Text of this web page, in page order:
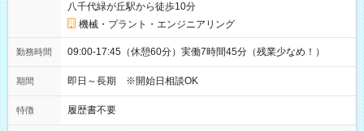
八千代緑が丘駅から徒歩10分
機械・プラント・エンジニアリング
勤務時間 09:00-17:45（休憩60分）実働7時間45分（残業少なめ！）
期間 即日～長期 ※開始日相談OK
特徴 履歴書不要